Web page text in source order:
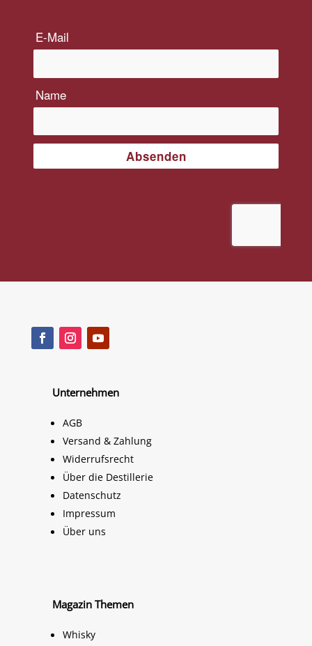
Unternehmen
AGB
Versand & Zahlung
Widerrufsrecht
Über die Destillerie
Datenschutz
Impressum
Über uns
Magazin Themen
Whisky